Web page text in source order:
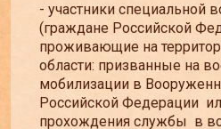
- участники специальной
(граждане Российской
проживающие на
области: призванные на
мобилизации в
Российской Федерации
прохождения службы в